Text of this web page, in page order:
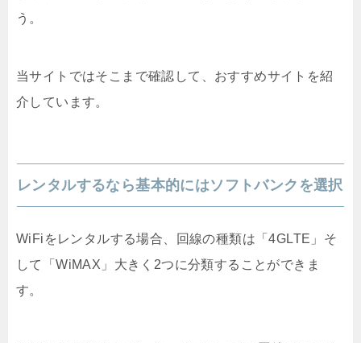
う。
当サイトではそこまで確認して、おすすめサイトを紹
介しています。
レンタルするなら基本的にはソフトバンクを選択
WiFiをレンタルする場合、回線の種類は「4GLTE」そ
して「WiMAX」大きく2つに分類することができま
す。